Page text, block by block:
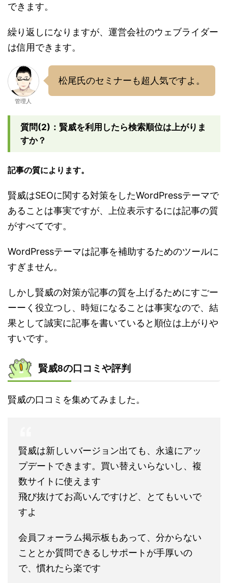
できます。
繰り返しになりますが、運営会社のウェブライダー
は信用できます。
管理人
松尾氏のセミナーも超人気ですよ。
質問(2)：賢威を利用したら検索順位は上がりま
すか？
記事の質によります。
賢威はSEOに関する対策をしたWordPressテーマで
あることは事実ですが、上位表示するには記事の質
がすべてです。
WordPressテーマは記事を補助するためのツールに
すぎません。
しかし賢威の対策が記事の質を上げるためにすごー
ーーく役立つし、時短になることは事実なので、結
果として誠実に記事を書いていると順位は上がりや
すいです。
賢威8の口コミや評判
賢威の口コミを集めてみました。
賢威は新しいバージョン出ても、永遠にアッ
プデートできます。買い替えいらないし、複
数サイトに使えます
飛び抜けてお高いんですけど、とてもいいで
すよ
会員フォーラム掲示板もあって、分からない
こととか質問できるしサポートが手厚いの
で、慣れたら楽です